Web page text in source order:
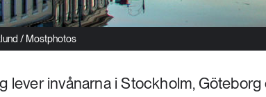
/ Mostphotos
lever invånarna i Stockholm,